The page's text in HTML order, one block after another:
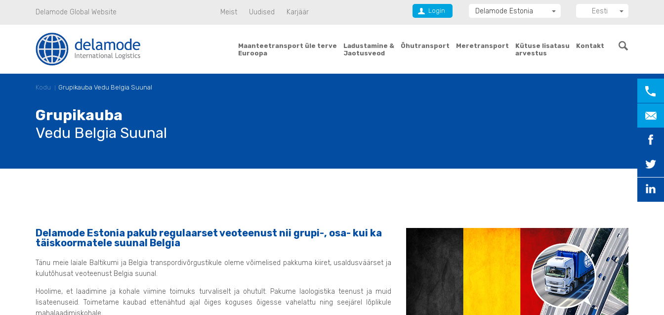
Delamode Global Website Meist Uudised Karjäär Login
Eesti
Delamode Estonia
Delamode Bulgaria
Maanteetransport üle terve
Euroopa
Ladustamine &
Jaotusveod
Õhutransport Meretransport
Kütuse lisatasu
arvestus
Kontakt
Kodu Grupikauba Vedu Belgia Suunal
Grupikauba
Vedu Belgia Suunal
Delamode Estonia pakub regulaarset veoteenust nii grupi-, osa- kui ka
täiskoormatele suunal Belgia
Tänu meie laiale Baltikumi ja Belgia transpordivõrgustikule oleme võimelised pakkuma kiiret, usaldusväärset ja
kulutõhusat veoteenust Belgia suunal.
Hoolime, et laadimine ja kohale viimine toimuks turvaliselt ja ohutult. Pakume laologistika teenust ja muid
lisateenuseid. Toimetame kaubad ettenähtud ajal õiges koguses õigesse vahelattu ning seejärel lõplikule
mahalaadimiskohale.